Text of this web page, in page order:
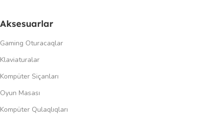
Aksesuarlar
Gaming Oturacaqlar
Klaviaturalar
Kompüter Siçanları
Oyun Masası
Kompüter Qulaqlıqları